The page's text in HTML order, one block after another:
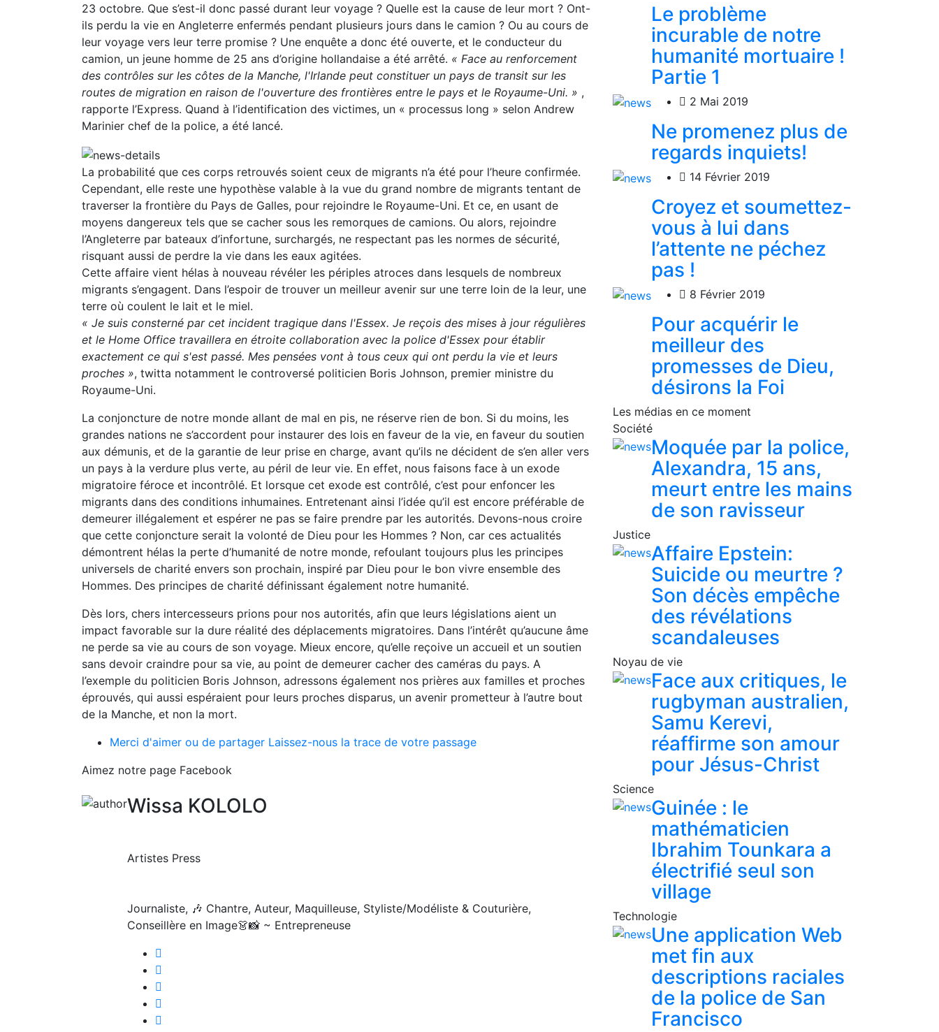
23 octobre. Que s’est-il donc passé durant leur voyage ? Quelle est la cause de leur mort ? Ont-
ils perdu la vie en Angleterre enfermés pendant plusieurs jours dans le camion ? Ou au cours de
leur voyage vers leur terre promise ? Une enquête a donc été ouverte, et le conducteur du
camion, un jeune homme de 25 ans d’origine hollandaise a été arrêté. « Face au renforcement
des contrôles sur les côtes de la Manche, l'Irlande peut constituer un pays de transit sur les
routes de migration en raison de l'ouverture des frontières entre le pays et le Royaume-Uni. » ,
rapporte l’Express. Quand à l’identification des victimes, un « processus long » selon Andrew
Marinier chef de la police, a été lancé.
La probabilité que ces corps retrouvés soient ceux de migrants n’a été pour l’heure confirmée.
Cependant, elle reste une hypothèse valable à la vue du grand nombre de migrants tentant de
traverser la frontière du Pays de Galles, pour rejoindre le Royaume-Uni. Et ce, en usant de
moyens dangereux tels que se cacher sous les remorques de camions. Ou alors, rejoindre
l’Angleterre par bateaux d’infortune, surchargés, ne respectant pas les normes de sécurité,
risquant aussi de perdre la vie dans les eaux agitées.
Cette affaire vient hélas à nouveau révéler les périples atroces dans lesquels de nombreux
migrants s’engagent. Dans l’espoir de trouver un meilleur avenir sur une terre loin de la leur, une
terre où coulent le lait et le miel.
« Je suis consterné par cet incident tragique dans l'Essex. Je reçois des mises à jour régulières
et le Home Office travaillera en étroite collaboration avec la police d'Essex pour établir
exactement ce qui s'est passé. Mes pensées vont à tous ceux qui ont perdu la vie et leurs
proches », twitta notamment le controversé politicien Boris Johnson, premier ministre du
Royaume-Uni.
La conjoncture de notre monde allant de mal en pis, ne réserve rien de bon. Si du moins, les
grandes nations ne s’accordent pour instaurer des lois en faveur de la vie, en faveur du soutien
aux démunis, et de la garantie de leur prise en charge, avant qu’ils ne décident de s’en aller vers
un pays à la verdure plus verte, au péril de leur vie. En effet, nous faisons face à un exode
migratoire féroce et incontrôlé. Et lorsque cet exode est contrôlé, c’est pour enfoncer les
migrants dans des conditions inhumaines. Entretenant ainsi l’idée qu’il est encore préférable de
demeurer illégalement et espérer ne pas se faire prendre par les autorités. Devons-nous croire
que cette conjoncture serait la volonté de Dieu pour les Hommes ? Non, car ces actualités
démontrent hélas la perte d’humanité de notre monde, refoulant toujours plus les principes
universels de charité envers son prochain, inspiré par Dieu pour le bon vivre ensemble des
Hommes. Des principes de charité définissant également notre humanité.
Dès lors, chers intercesseurs prions pour nos autorités, afin que leurs législations aient un
impact favorable sur la dure réalité des déplacements migratoires. Dans l’intérêt qu’aucune âme
ne perde sa vie au cours de son voyage. Mieux encore, qu’elle reçoive un accueil et un soutien
sans devoir craindre pour sa vie, au point de demeurer cacher des caméras du pays. A
l’exemple du politicien Boris Johnson, adressons également nos prières aux familles et proches
éprouvés, qui aussi espéraient pour leurs proches disparus, un avenir prometteur à l’autre bout
de la Manche, et non la mort.
Merci d'aimer ou de partager Laissez-nous la trace de votre passage
Aimez notre page Facebook
Wissa KOLOLO
Artistes Press
Journaliste, 🎶 Chantre, Auteur, Maquilleuse, Styliste/Modéliste & Couturière,
Conseillère en Image👗📸 ~ Entrepreneuse
Le problème
incurable de notre
humanité mortuaire !
Partie 1
2 Mai 2019
Ne promenez plus de
regards inquiets!
14 Février 2019
Croyez et soumettez-
vous à lui dans
l’attente ne péchez
pas !
8 Février 2019
Pour acquérir le
meilleur des
promesses de Dieu,
désirons la Foi
Les médias en ce moment
Société
Moquée par la police,
Alexandra, 15 ans,
meurt entre les mains
de son ravisseur
Justice
Affaire Epstein:
Suicide ou meurtre ?
Son décès empêche
des révélations
scandaleuses
Noyau de vie
Face aux critiques, le
rugbyman australien,
Samu Kerevi,
réaffirme son amour
pour Jésus-Christ
Science
Guinée : le
mathématicien
Ibrahim Tounkara a
électrifié seul son
village
Technologie
Une application Web
met fin aux
descriptions raciales
de la police de San
Francisco